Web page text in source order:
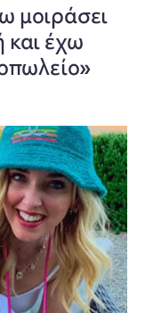
μοιράσει
και έχω